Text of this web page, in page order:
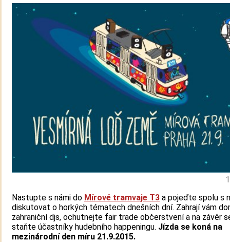
Nastupte s námi do Mírové tramvaje T3 a pojeďte spolu s
diskutovat o horkých tématech dnešních dní. Zahrají vám
zahraniční djs, ochutnejte fair trade občerstvení a na závěr
staňte účastníky hudebního happeningu. Jízda se koná na
mezinárodní den míru 21.9.2015.